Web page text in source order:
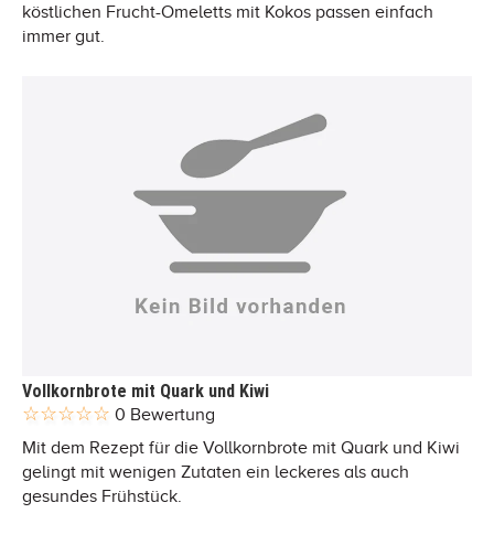
köstlichen Frucht-Omeletts mit Kokos passen einfach
immer gut.
Vollkornbrote mit Quark und Kiwi
0 Bewertung
Mit dem Rezept für die Vollkornbrote mit Quark und Kiwi
gelingt mit wenigen Zutaten ein leckeres als auch
gesundes Frühstück.